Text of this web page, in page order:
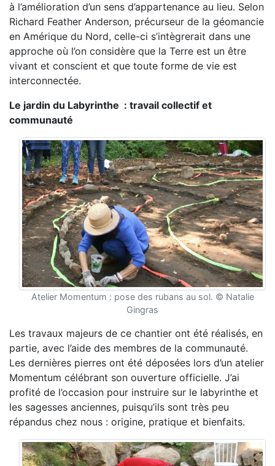
à l’amélioration d’un sens d’appartenance au lieu. Selon
Richard Feather Anderson, précurseur de la géomancie
en Amérique du Nord, celle-ci s’intègrerait dans une
approche où l’on considère que la Terre est un être
vivant et conscient et que toute forme de vie est
interconnectée.
Le jardin du Labyrinthe : travail collectif et
communauté
Atelier Momentum : pose des rubans au sol. © Natalie
Gingras
Les travaux majeurs de ce chantier ont été réalisés, en
partie, avec l’aide des membres de la communauté.
Les dernières pierres ont été déposées lors d’un atelier
Momentum célébrant son ouverture officielle. J’ai
profité de l’occasion pour instruire sur le labyrinthe et
les sagesses anciennes, puisqu’ils sont très peu
répandus chez nous : origine, pratique et bienfaits.